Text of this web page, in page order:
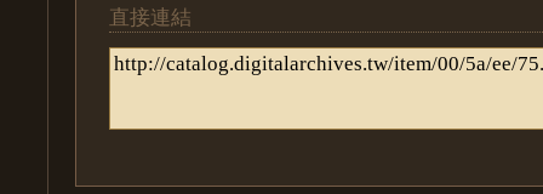
直接連結